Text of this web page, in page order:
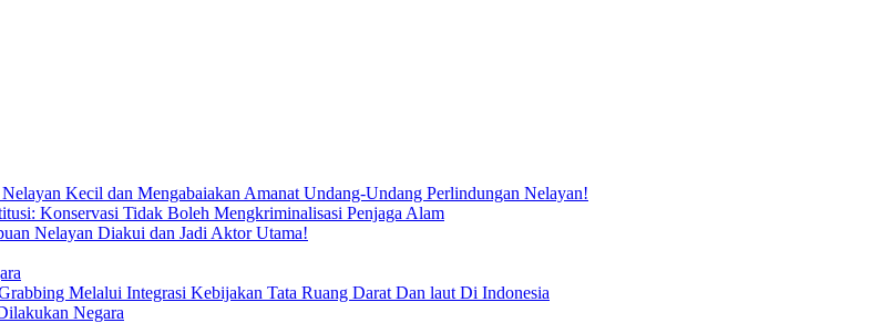
Kecil dan Mengabaiakan Amanat Undang-Undang Perlindungan Nelayan!
Konservasi Tidak Boleh Mengkriminalisasi Penjaga Alam
Nelayan Diakui dan Jadi Aktor Utama!
Melalui Integrasi Kebijakan Tata Ruang Darat Dan laut Di Indonesia
Negara